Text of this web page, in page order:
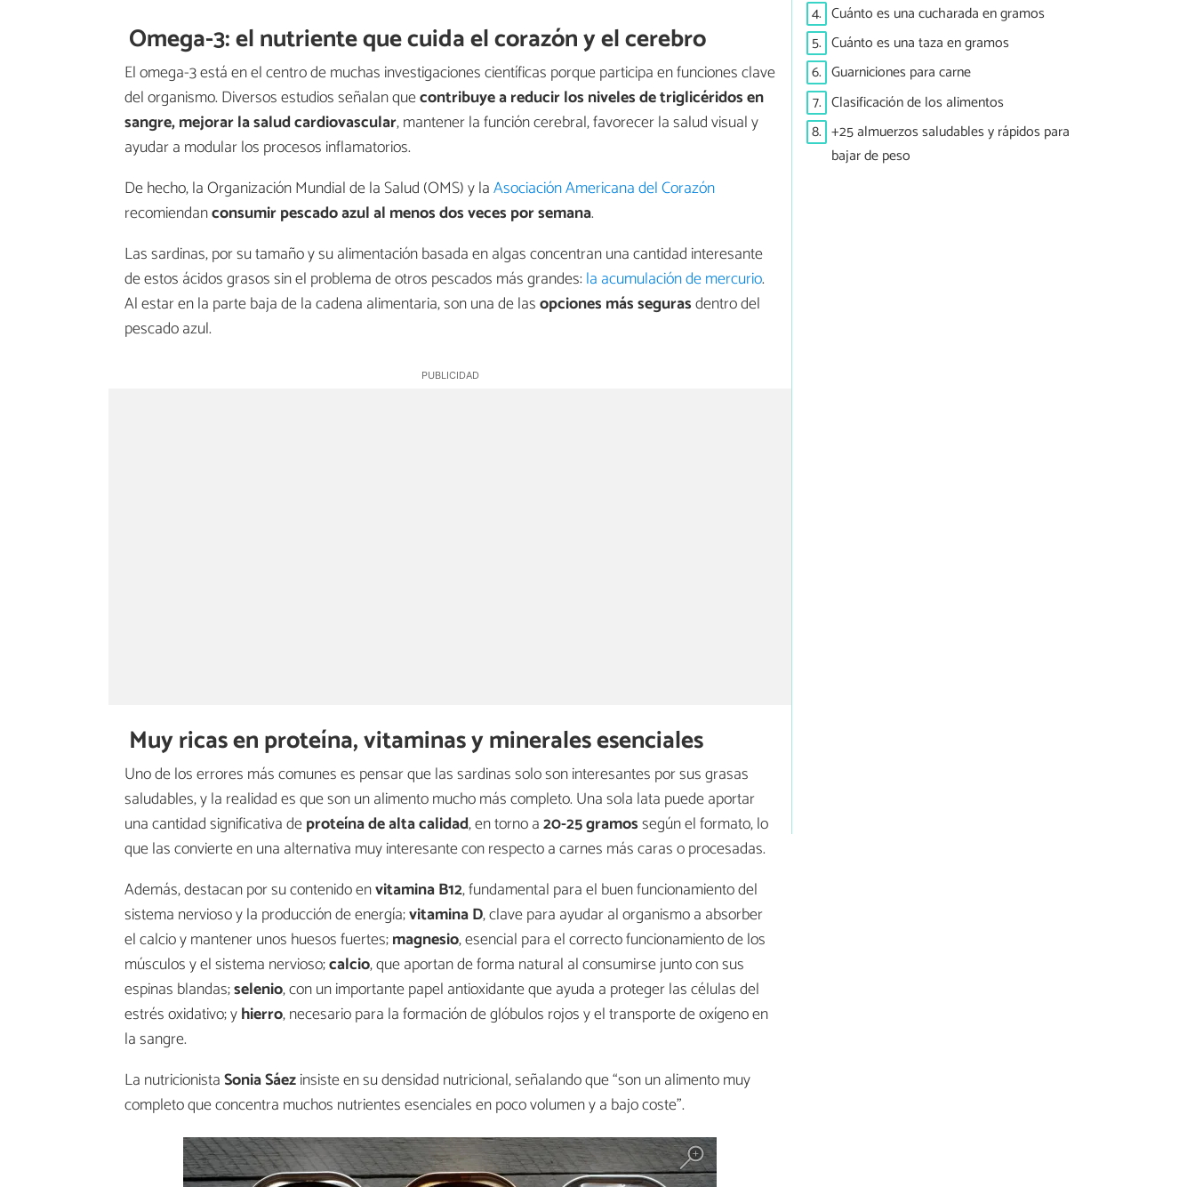
Omega-3: el nutriente que cuida el corazón y el cerebro
El omega-3 está en el centro de muchas investigaciones científicas porque participa en funciones clave
del organismo. Diversos estudios señalan quecontribuye a reducir los niveles de triglicéridos en
sangre, mejorar la salud cardiovascular, mantener la función cerebral, favorecer la salud visual y
ayudar a modular los procesos inflamatorios.
De hecho, la Organización Mundial de la Salud (OMS) y laAsociación Americana del Corazón
recomiendanconsumir pescado azul al menos dos veces por semana.
Las sardinas, por su tamaño y su alimentación basada en algas concentran una cantidad interesante
de estos ácidos grasos sin el problema de otros pescados más grandes:la acumulación de mercurio.
Al estar en la parte baja de la cadena alimentaria, son una de lasopciones más segurasdentro del
pescado azul.
Muy ricas en proteína, vitaminas y minerales esenciales
Uno de los errores más comunes es pensar que las sardinas solo son interesantes por sus grasas
saludables, y la realidad es que son un alimento mucho más completo. Una sola lata puede aportar
una cantidad significativa deproteína de alta calidad, en torno a20-25 gramossegún el formato, lo
que las convierte en una alternativa muy interesante con respecto a carnes más caras o procesadas.
Además, destacan por su contenido envitamina B12, fundamental para el buen funcionamiento del
sistema nervioso y la producción de energía;vitamina D, clave para ayudar al organismo a absorber
el calcio y mantener unos huesos fuertes;magnesio, esencial para el correcto funcionamiento de los
músculos y el sistema nervioso;calcio, que aportan de forma natural al consumirse junto con sus
espinas blandas;selenio, con un importante papel antioxidante que ayuda a proteger las células del
estrés oxidativo; yhierro, necesario para la formación de glóbulos rojos y el transporte de oxígeno en
la sangre.
La nutricionistaSonia Sáezinsiste en su densidad nutricional, señalando que “son un alimento muy
completo que concentra muchos nutrientes esenciales en poco volumen y a bajo coste”.
4. Cuánto es una cucharada en gramos
5. Cuánto es una taza en gramos
6. Guarniciones para carne
7. Clasificación de los alimentos
8. +25 almuerzos saludables y rápidos para
bajar de peso